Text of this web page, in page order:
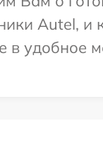
Autel, и
в удобное